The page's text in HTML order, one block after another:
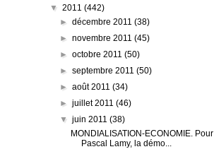
▼ 2011 (442)
►décembre 2011(38)
►novembre 2011(45)
►octobre 2011(50)
►septembre 2011(50)
►août 2011(34)
►juillet 2011(46)
▼juin 2011(38)
MONDIALISATION-ECONOMIE. Pour
Pascal Lamy, la démo...